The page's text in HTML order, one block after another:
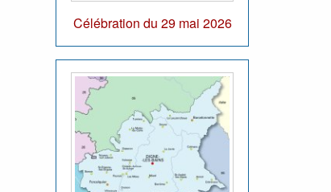
Célébration du 29 mai 2026